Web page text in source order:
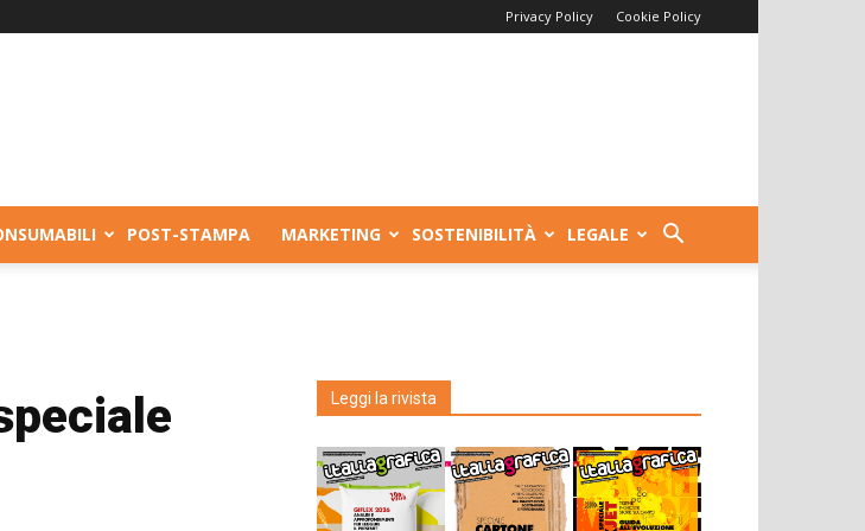
Privacy Policy Cookie Policy
POST-STAMPA MARKETING SOSTENIBILITÀ LEGALE
Leggi la rivista